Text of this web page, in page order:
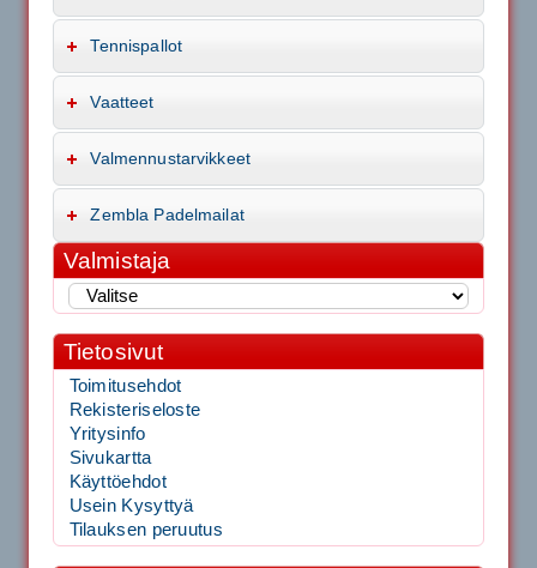
Tennispallot
Vaatteet
Valmennustarvikkeet
Zembla Padelmailat
Valmistaja
Tietosivut
Toimitusehdot
Rekisteriseloste
Yritysinfo
Sivukartta
Käyttöehdot
Usein Kysyttyä
Tilauksen peruutus